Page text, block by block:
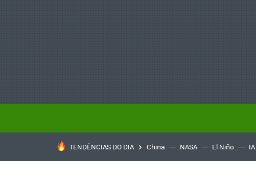
TENDÊNCIAS DO DIA China NASA El Niño IA